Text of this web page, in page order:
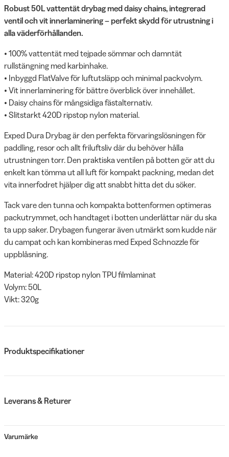
Robust 50L vattentät drybag med daisy chains, integrerad
ventil och vit innerlaminering – perfekt skydd för utrustning i
alla väderförhållanden.
• 100% vattentät med tejpade sömmar och damntät
rullstängning med karbinhake.
• Inbyggd FlatValve för luftutsläpp och minimal packvolym.
• Vit innerlaminering för bättre överblick över innehållet.
• Daisy chains för mångsidiga fästalternativ.
• Slitstarkt 420D ripstop nylon material.
Exped Dura Drybag är den perfekta förvaringslösningen för
paddling, resor och allt friluftsliv där du behöver hålla
utrustningen torr. Den praktiska ventilen på botten gör att du
enkelt kan tömma ut all luft för kompakt packning, medan det
vita innerfodret hjälper dig att snabbt hitta det du söker.
Tack vare den tunna och kompakta bottenformen optimeras
packutrymmet, och handtaget i botten underlättar när du ska
ta upp saker. Drybagen fungerar även utmärkt som kudde när
du campat och kan kombineras med Exped Schnozzle för
uppblåsning.
Material: 420D ripstop nylon TPU filmlaminat
Volym: 50L
Vikt: 320g
Produktspecifikationer
Leverans & Returer
Varumärke